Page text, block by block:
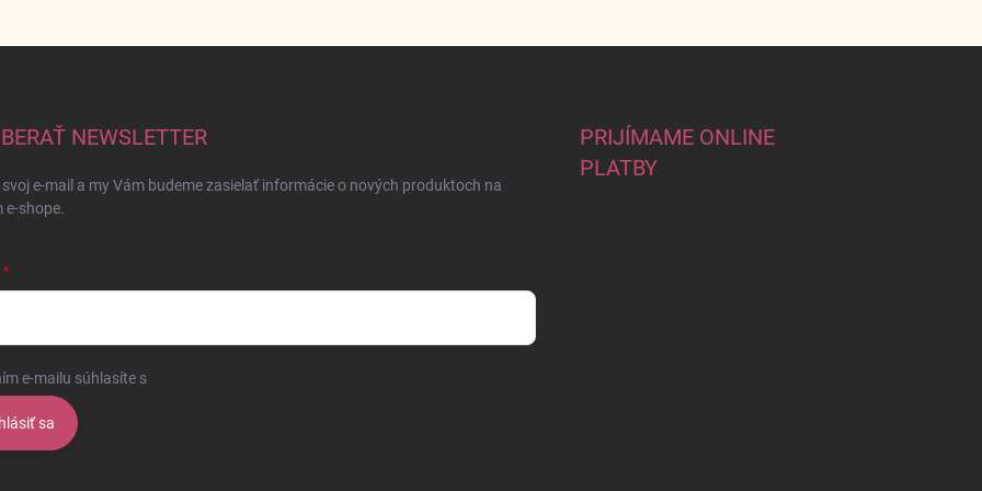
NEWSLETTER
e-mail a my Vám budeme zasielať informácie o nových produktoch na
e-shope.
e-mailu súhlasíte s
sa
PRIJÍMAME ONLINE
PLATBY